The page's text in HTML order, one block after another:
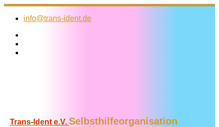
Zum
Inhalt
info@trans-ident.de
Trans-Ident e.V. Selbsthilfeorganisation